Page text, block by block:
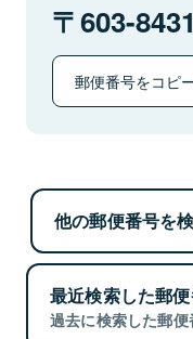
603-8431
郵便番号をコピ
他の郵便番号を
最近検索した郵
過去に検索した郵便